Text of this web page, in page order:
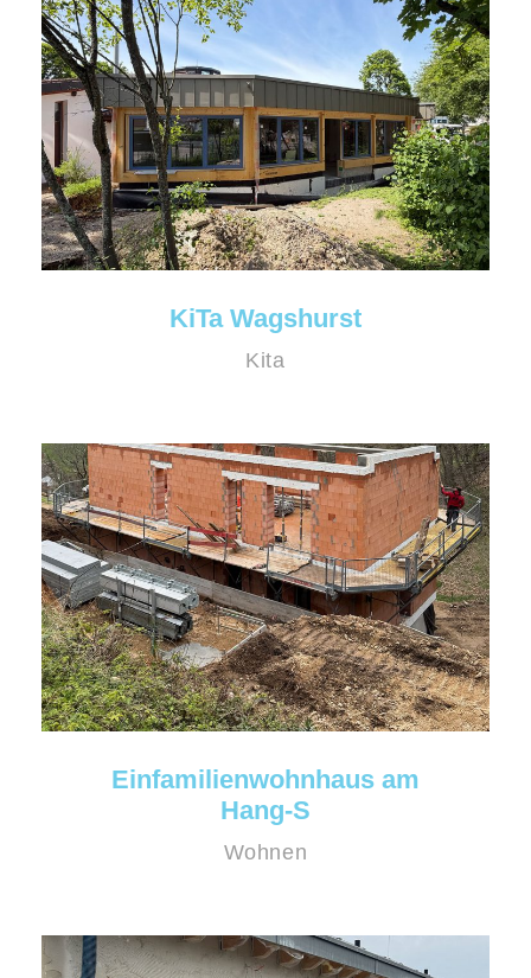
KiTa Wagshurst
Kita
Einfamilienwohnhaus am
Hang-S
Wohnen